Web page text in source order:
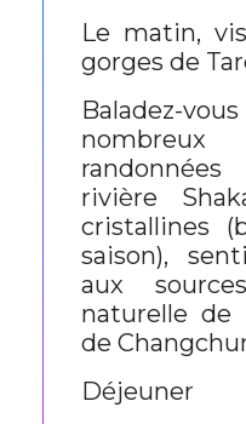
Le matin,
gorges de
Baladez-
rivière
cristallines
saison),
aux
naturelle de
de
Déjeuner